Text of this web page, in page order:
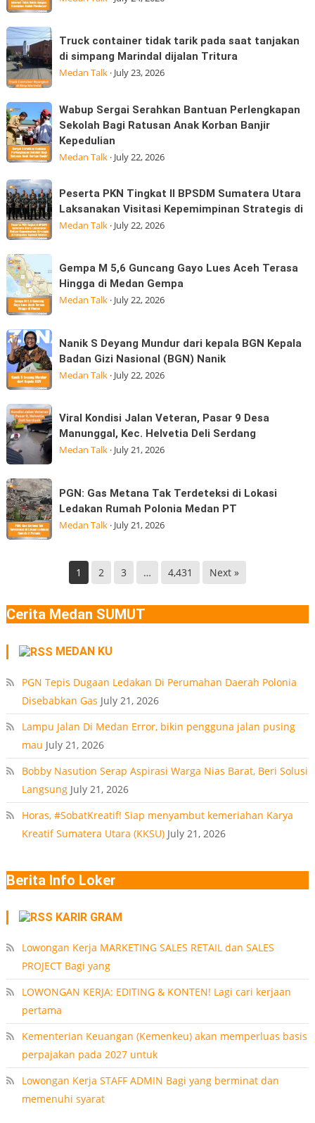
Datuk
Kabu,
Pasar
Kuota
Internet
Tidak
Boleh
Hangus:
Sudah
Membayar
MK
Truck
container
tidak
tarik
pada
saat
tanjakan
di
Marindal
dijalan
Tritura
Truck container tidak tarik pada saat tanjakan
di simpang Marindal dijalan Tritura
Medan Talk· July 23, 2026
Wabup
Sergai
Serahkan
Bantuan
Perlengkapan
Sekolah
Bagi
Ratusan
Anak
Korban
Banjir
Kepedulian
Wabup Sergai Serahkan Bantuan Perlengkapan
Sekolah Bagi Ratusan Anak Korban Banjir
Kepedulian
Medan Talk· July 22, 2026
Peserta
PKN
Tingkat
II
BPSDM
Sumatera
Utara
Laksanakan
Kepemimpinan
Strategis
di
Peserta PKN Tingkat II BPSDM Sumatera Utara
Laksanakan Visitasi Kepemimpinan Strategis di
Medan Talk· July 22, 2026
Gempa
M
5,6
Guncang
Gayo
Lues
Aceh
Terasa
di
Medan
Gempa
Gempa M 5,6 Guncang Gayo Lues Aceh Terasa
Hingga di Medan Gempa
Medan Talk· July 22, 2026
Nanik
S
Deyang
Mundur
dari
kepala
BGN
Kepala
Gizi
Nasional
(BGN) Nanik
Nanik S Deyang Mundur dari kepala BGN Kepala
Badan Gizi Nasional (BGN) Nanik
Medan Talk· July 22, 2026
Viral
Kondisi
Jalan
Veteran,
Pasar
9
Desa
Manunggal,
Viral Kondisi Jalan Veteran, Pasar 9 Desa
Manunggal, Kec. Helvetia Deli Serdang
Medan Talk· July 21, 2026
PGN:
Gas
Metana
Tak
Ledakan
Rumah
Medan
PGN: Gas Metana Tak Terdeteksi di Lokasi
Ledakan Rumah Polonia Medan PT
Medan Talk· July 21, 2026
1 2 3 … 4,431 Next »
Cerita Medan SUMUT
MEDAN KU
PGN Tepis Dugaan Ledakan Di Perumahan Daerah Polonia
Disebabkan Gas July 21, 2026
Lampu Jalan Di Medan Error, bikin pengguna jalan pusing
mau July 21, 2026
Bobby Nasution Serap Aspirasi Warga Nias Barat, Beri Solusi
Langsung July 21, 2026
Horas, #SobatKreatif! Siap menyambut kemeriahan Karya
Kreatif Sumatera Utara (KKSU) July 21, 2026
Berita Info Loker
KARIR GRAM
Lowongan Kerja MARKETING SALES RETAIL dan SALES
PROJECT Bagi yang
LOWONGAN KERJA: EDITING & KONTEN! Lagi cari kerjaan
pertama
Kementerian Keuangan (Kemenkeu) akan memperluas basis
perpajakan pada 2027 untuk
Lowongan Kerja STAFF ADMIN Bagi yang berminat dan
memenuhi syarat